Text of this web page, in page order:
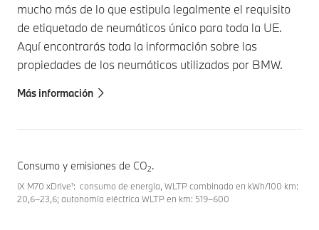
mucho más de lo que estipula legalmente el requisito
de etiquetado de neumáticos único para toda la UE.
Aquí encontrarás toda la información sobre las
propiedades de los neumáticos utilizados por BMW.
Más información
Consumo y emisiones de CO2.
iX M70 xDrive¹: consumo de energía, WLTP combinado en kWh/100 km:
20,6–23,6; autonomía eléctrica WLTP en km: 519–600